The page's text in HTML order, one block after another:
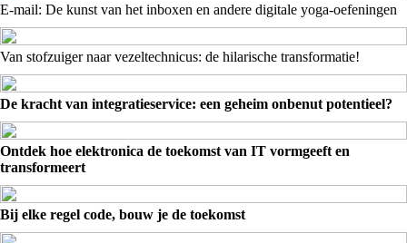
E-mail: De kunst van het inboxen en andere digitale yoga-oefeningen
Van stofzuiger naar vezeltechnicus: de hilarische transformatie!
De kracht van integratieservice: een geheim onbenut potentieel?
Ontdek hoe elektronica de toekomst van IT vormgeeft en
transformeert
Bij elke regel code, bouw je de toekomst